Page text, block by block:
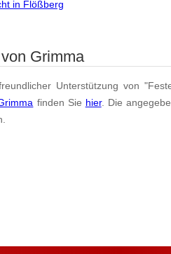
in Flößberg
Grimma
Unterstützung von
finden Sie hier. Die